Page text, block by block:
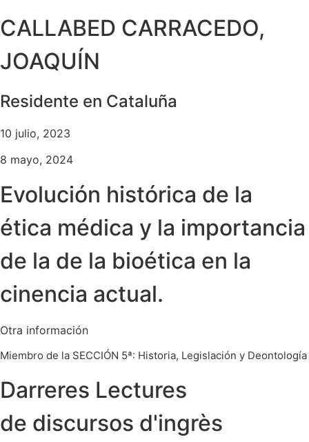
CALLABED CARRACEDO,
JOAQUÍN
Residente en Cataluña
10 julio, 2023
8 mayo, 2024
Evolución histórica de la
ética médica y la importancia
de la de la bioética en la
cinencia actual.
Otra información
Miembro de la SECCIÓN 5ª: Historia, Legislación y Deontología
Darreres Lectures
de discursos d'ingrès